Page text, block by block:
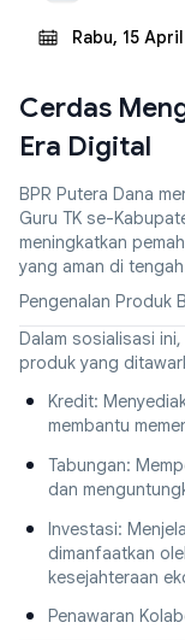
Rabu, 15
Cerdas
Era Digital
BPR Putera Dana
Guru TK se-
meningkatkan
yang aman di
Pengenalan Produk
Dalam sosialisasi
produk yang
Kredit:
membantu
Tabungan:
dan
Investasi:
dimanfaatkan
kesejahteraan
Penawaran